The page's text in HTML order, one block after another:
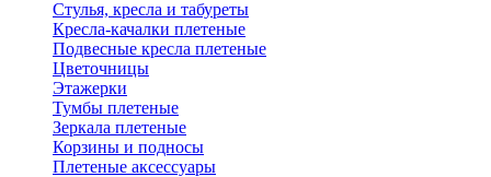
Стулья, кресла и табуреты
Кресла-качалки плетеные
Подвесные кресла плетеные
Цветочницы
Этажерки
Тумбы плетеные
Зеркала плетеные
Корзины и подносы
Плетеные аксессуары